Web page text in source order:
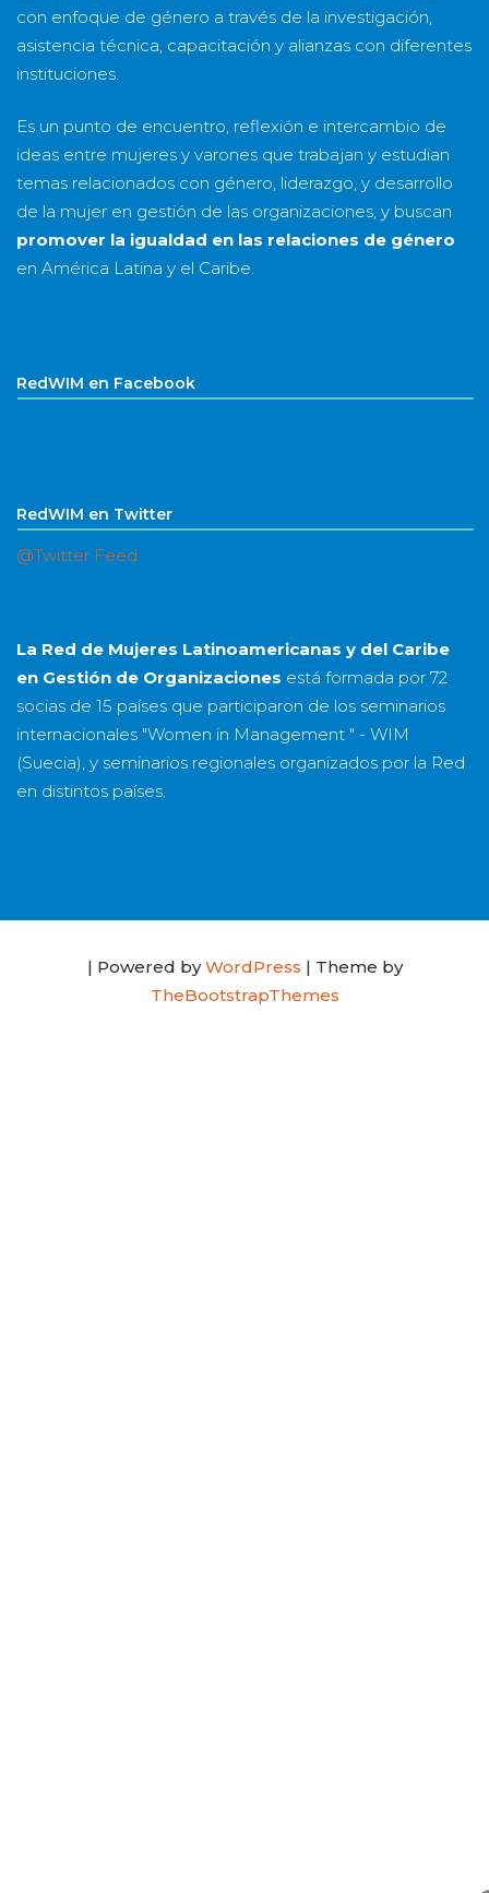
con enfoque de género a través de la investigación,
asistencia técnica, capacitación y alianzas con diferentes
instituciones.
Es un punto de encuentro, reflexión e intercambio de
ideas entre mujeres y varones que trabajan y estudian
temas relacionados con género, liderazgo, y desarrollo
de la mujer en gestión de las organizaciones, y buscan
promover la igualdad en las relaciones de género
en América Latina y el Caribe.
RedWIM en Facebook
RedWIM en Twitter
@Twitter Feed
La Red de Mujeres Latinoamericanas y del Caribe
en Gestión de Organizaciones está formada por 72
socias de 15 países que participaron de los seminarios
internacionales "Women in Management " - WIM
(Suecia), y seminarios regionales organizados por la Red
en distintos países.
| Powered byWordPress | Theme by
TheBootstrapThemes